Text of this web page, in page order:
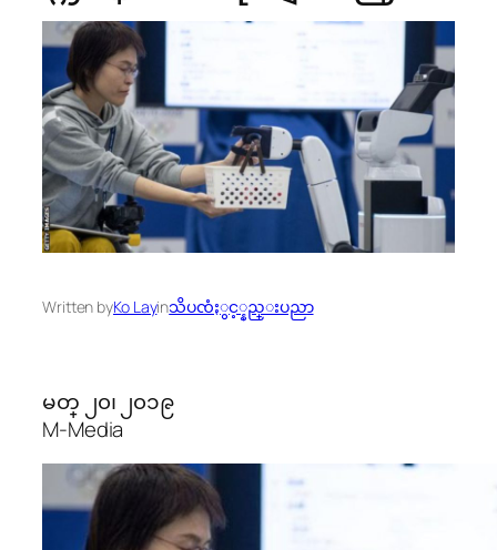
Written byKo Layinသိပၸံႏွင့္နည္းပညာ
မတ္ ၂၀၊ ၂၀၁၉
M-Media